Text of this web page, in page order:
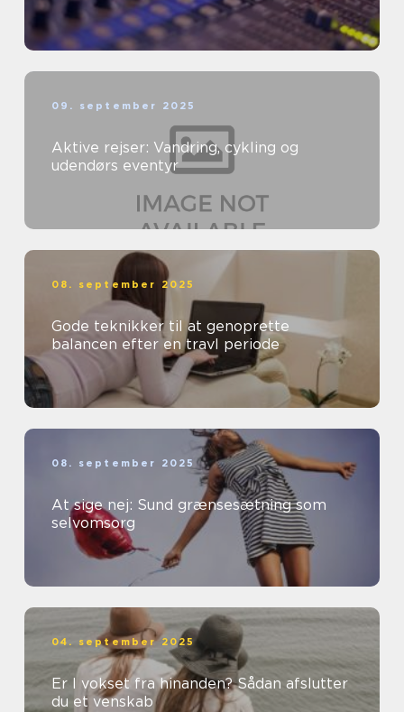
09. september 2025
Aktive rejser: Vandring, cykling og
udendørs eventyr
08. september 2025
Gode teknikker til at genoprette
balancen efter en travl periode
08. september 2025
At sige nej: Sund grænsesætning som
selvomsorg
04. september 2025
Er I vokset fra hinanden? Sådan afslutter
du et venskab